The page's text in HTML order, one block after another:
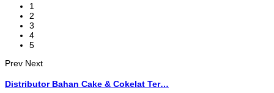
1
2
3
4
5
Prev Next
Distributor Bahan Cake & Cokelat Ter…